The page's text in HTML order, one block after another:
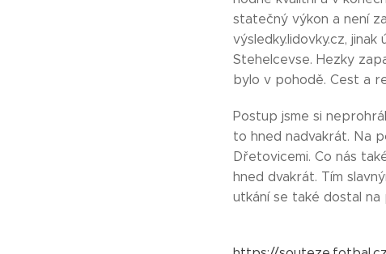
statečný výkon a není
výsledky.lidovky.cz,
Stehelcevse. Hezky
bylo v pohodě. Cest a
Postup jsme si
to hned nadvakrát. Na
Dřetovicemi. Co nás
hned dvakrát. Tím
utkání se také dostal